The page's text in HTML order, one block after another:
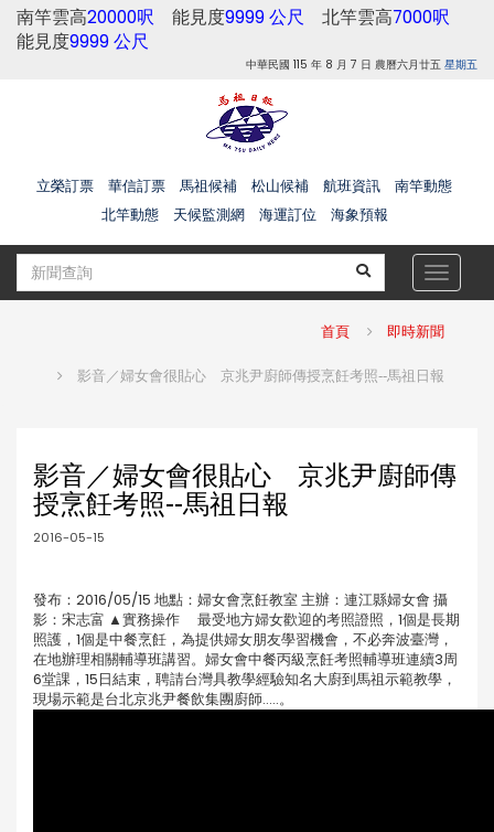
南竿雲高20000呎 能見度9999 公尺 北竿雲高7000呎
能見度9999 公尺
中華民國 115 年 8 月 7 日 農曆六月廿五 星期五
立榮訂票 華信訂票 馬祖候補 松山候補 航班資訊
南竿動態
北竿動態
天候監測網 海運訂位 海象預報
Toggle
首頁 即時新聞
影音／婦女會很貼心 京兆尹廚師傳授烹飪考照--馬祖日報
影音／婦女會很貼心 京兆尹廚師傳
授烹飪考照--馬祖日報
2016-05-15
發布：2016/05/15 地點：婦女會烹飪教室 主辦：連江縣婦女會 攝
影：宋志富 ▲實務操作 最受地方婦女歡迎的考照證照，1個是長期
照護，1個是中餐烹飪，為提供婦女朋友學習機會，不必奔波臺灣，
在地辦理相關輔導班講習。婦女會中餐丙級烹飪考照輔導班連續3周
6堂課，15日結束，聘請台灣具教學經驗知名大廚到馬祖示範教學，
現場示範是台北京兆尹餐飲集團廚師…..。